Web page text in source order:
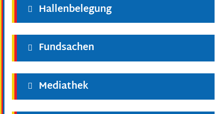
Hallenbelegung
Fundsachen
Mediathek